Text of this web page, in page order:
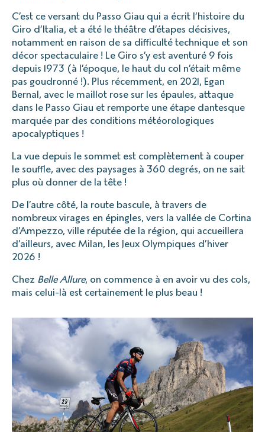
C’est ce versant du Passo Giau qui a écrit l’histoire du
Giro d’Italia, et a été le théâtre d’étapes décisives,
notamment en raison de sa difficulté technique et son
décor spectaculaire ! Le Giro s’y est aventuré 9 fois
depuis 1973 (à l’époque, le haut du col n’était même
pas goudronné !). Plus récemment, en 2021, Egan
Bernal, avec le maillot rose sur les épaules, attaque
dans le Passo Giau et remporte une étape dantesque
marquée par des conditions météorologiques
apocalyptiques !
La vue depuis le sommet est complètement à couper
le souffle, avec des paysages à 360 degrés, on ne sait
plus où donner de la tête !
De l’autre côté, la route bascule, à travers de
nombreux virages en épingles, vers la vallée de Cortina
d’Ampezzo, ville réputée de la région, qui accueillera
d’ailleurs, avec Milan, les Jeux Olympiques d’hiver
2026 !
Chez Belle Allure, on commence à en avoir vu des cols,
mais celui-là est certainement le plus beau !